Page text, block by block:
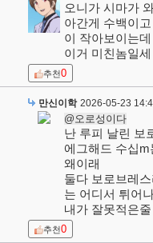
오니가 시마가
아간게 수백이
이 작아보이는
이거 미친놈일세
추천0
만신이학 2026-05-23
@오로성이다
난 루피 날린 보
에그해드 수십
왜이래
둘다 보로브레
는 어디서 튀어
내가 잘못적은
추천0